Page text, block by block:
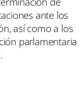
ante los
así como a los
parlamentaria